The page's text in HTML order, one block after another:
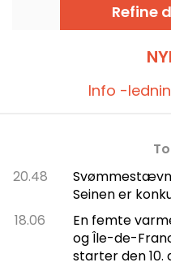
Refine
Info -
20.48
Seinen er
18.06
En femte
og Île-de-
starter den 10.